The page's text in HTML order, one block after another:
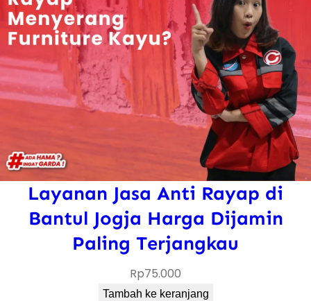
Layanan Jasa Anti Rayap di
Bantul Jogja Harga Dijamin
Paling Terjangkau
Rp75.000
Tambah ke keranjang